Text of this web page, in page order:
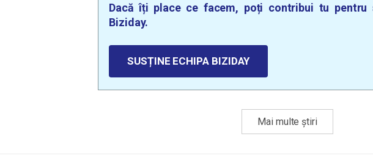
Dacă îți place ce facem, poți contribui tu pentru
Biziday.
SUSȚINE ECHIPA BIZIDAY
Mai multe știri